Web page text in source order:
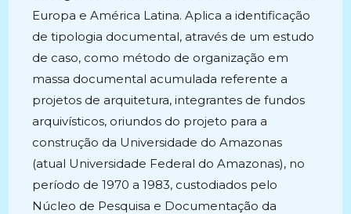
Europa e América Latina. Aplica a identificação
de tipologia documental, através de um estudo
de caso, como método de organização em
massa documental acumulada referente a
projetos de arquitetura, integrantes de fundos
arquivísticos, oriundos do projeto para a
construção da Universidade do Amazonas
(atual Universidade Federal do Amazonas), no
período de 1970 a 1983, custodiados pelo
Núcleo de Pesquisa e Documentação da